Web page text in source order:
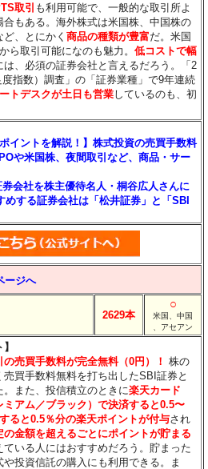
取引 も利用可能で、一般的な取引所よ
もある。海外株式は米国株、中国株の
ど、とにかく商品の種類が豊富だ。米国
ら取引可能になのも魅力。低コストで幅
は、必須の証券会社と言えるだろう。「2
指数）調査」の「証券業種」で9年連続
トデスクが土日も営業しているのも、初
イントを解説！】株式投資の売買手数料
や米国株、夜間取引など、商品・サー
会社を株主優待名人・桐谷広人さんに
めする証券会社は「松井証券」と「SBI
ージへ
2629本
○
米国、中国
、アセアン
売買手数料が完全無料（0円）！ 株の
買手数料無料を打ち出したSBI証券と
また、投信積立のときに楽天カード
ミアム／ブラック）で決済すると0.5〜
ると0.5％分の楽天ポイントが付与され
金額を超えるごとにポイントが貯まる
いる人にはおすすめだろう。貯まった
投資信託の購入にも利用できる。ま